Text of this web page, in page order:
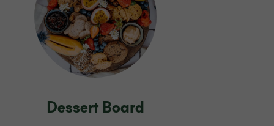
Dessert Board